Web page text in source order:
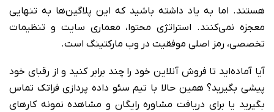
هستند. اما به یاد داشته باشید که این پلاگین‌ها به تنهایی
معجزه نمی‌کنند. استراتژی محتوا، معماری سایت و تنظیمات
تخصصی، رمز اصلی موفقیت در وب مارکتینگ است.
آیا آماده‌اید تا فروش آنلاین خود را چند برابر کنید و از رقبای خود
پیشی بگیرید؟ همین حالا با تیم سئو داده پردازی فراتک تماس
بگیرید یا برای دریافت مشاوره رایگان و مشاهده نمونه کارهای